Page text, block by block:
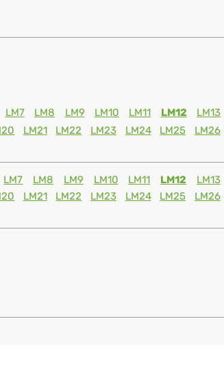
LM7 LM8 LM9 LM10 LM11 LM12 LM13
LM21 LM22 LM23 LM24 LM25 LM26
LM7 LM8 LM9 LM10 LM11 LM12 LM13
LM21 LM22 LM23 LM24 LM25 LM26